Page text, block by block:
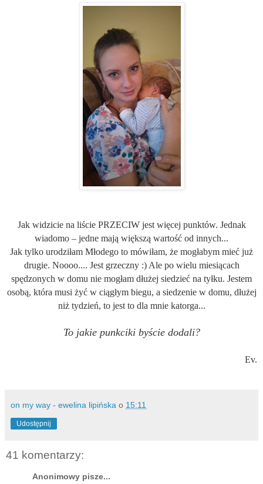
Jak widzicie na liście PRZECIW jest więcej punktów. Jednak
wiadomo – jedne mają większą wartość od innych...
Jak tylko urodziłam Młodego to mówiłam, że mogłabym mieć już
drugie. Noooo.... Jest grzeczny :) Ale po wielu miesiącach
spędzonych w domu nie mogłam dłużej siedzieć na tyłku. Jestem
osobą, która musi żyć w ciągłym biegu, a siedzenie w domu, dłużej
niż tydzień, to jest to dla mnie katorga...
To jakie punkciki byście dodali?
Ev.
on my way - ewelina lipińska o 15:11
Udostępnij
41 komentarzy:
Anonimowy pisze...